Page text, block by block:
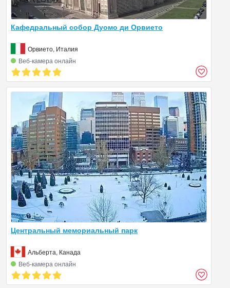
Кафедральный собор Дуомо ди Орвието
Орвието, Италия
Веб‑камера онлайн
Центральный мемориальный парк
Альберта, Канада
Веб‑камера онлайн